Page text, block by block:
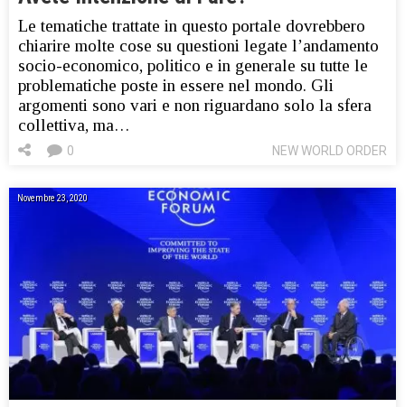
Le tematiche trattate in questo portale dovrebbero
chiarire molte cose su questioni legate l’andamento
socio-economico, politico e in generale su tutte le
problematiche poste in essere nel mondo. Gli
argomenti sono vari e non riguardano solo la sfera
collettiva, ma…
NEW WORLD ORDER
0
Novembre 23, 2020